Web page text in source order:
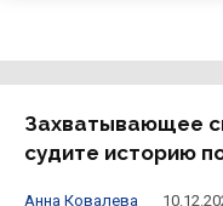
Захватывающее
судите историю
Анна Ковалева